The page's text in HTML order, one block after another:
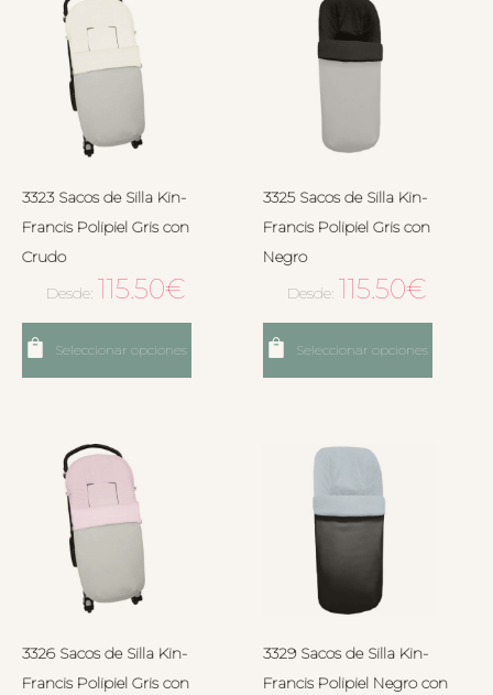
3323 Sacos de Silla Kin-
Francis Polipiel Gris con
Crudo
Desde: 115.50€
Seleccionar opciones
3325 Sacos de Silla Kin-
Francis Polipiel Gris con
Negro
Desde: 115.50€
Seleccionar opciones
3326 Sacos de Silla Kin-
Francis Polipiel Gris con
3329 Sacos de Silla Kin-
Francis Polipiel Negro con